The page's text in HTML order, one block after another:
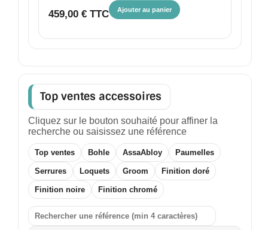
459,00 € TTC Ajouter au panier
Top ventes accessoires
Cliquez sur le bouton souhaité pour affiner la
recherche ou saisissez une référence
Top ventes Bohle AssaAbloy Paumelles
Serrures Loquets Groom Finition doré
Finition noire Finition chromé